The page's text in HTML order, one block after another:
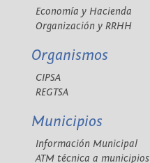
Economía y Hacienda
Organización y RRHH
Organismos
CIPSA
REGTSA
Municipios
Información Municipal
ATM técnica a municipios